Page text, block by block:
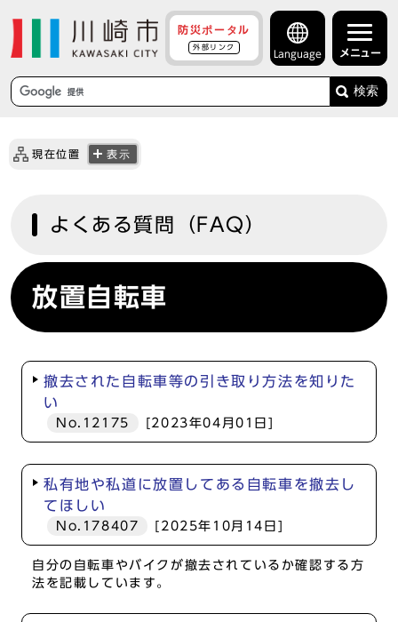
防災ポータル
外部リンク
Language メニュー
検索
現在位置 表示
よくある質問（FAQ）
放置自転車
撤去された自転車等の引き取り方法を知りた
い
No.12175 [2023年04月01日]
私有地や私道に放置してある自転車を撤去し
てほしい
No.178407 [2025年10月14日]
自分の自転車やバイクが撤去されているか確認する方
法を記載しています。